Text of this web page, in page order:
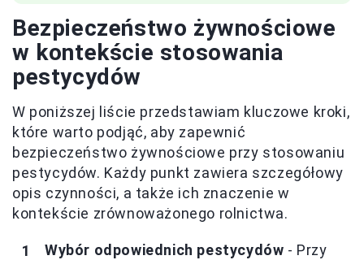
Bezpieczeństwo żywnościowe
w kontekście stosowania
pestycydów
W poniższej liście przedstawiam kluczowe kroki,
które warto podjąć, aby zapewnić
bezpieczeństwo żywnościowe przy stosowaniu
pestycydów. Każdy punkt zawiera szczegółowy
opis czynności, a także ich znaczenie w
kontekście zrównoważonego rolnictwa.
Wybór odpowiednich pestycydów - Przy